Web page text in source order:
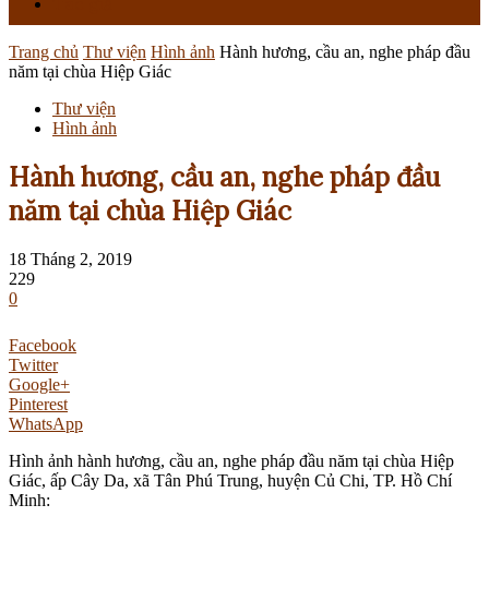
Trang chủ Thư viện Hình ảnh Hành hương, cầu an, nghe pháp đầu
năm tại chùa Hiệp Giác
Thư viện
Hình ảnh
Hành hương, cầu an, nghe pháp đầu
năm tại chùa Hiệp Giác
18 Tháng 2, 2019
229
0
Facebook
Twitter
Google+
Pinterest
WhatsApp
Hình ảnh hành hương, cầu an, nghe pháp đầu năm tại chùa Hiệp
Giác, ấp Cây Da, xã Tân Phú Trung, huyện Củ Chi, TP. Hồ Chí
Minh: